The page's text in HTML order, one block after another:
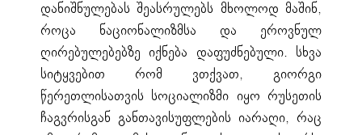
დანიშნულებას შეასრულებს მხოლოდ მაშინ,
როცა ნაციონალიზმსა და ეროვნულ
ღირებულებებზე იქნება დაფუძნებული. სხვა
სიტყვებით რომ ვთქვათ, გიორგი
წერეთლისათვის სოციალიზმი იყო რუსეთის
ჩაგვრისგან განთავისუფლების იარაღი, რაც